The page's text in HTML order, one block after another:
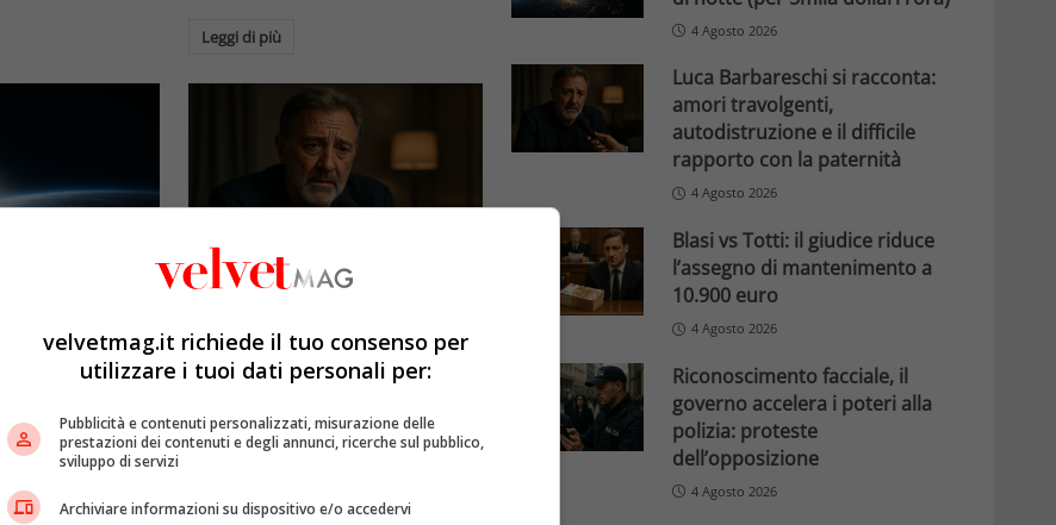
Leggi di più
specchi
il sole
dollari l’ora)
spaziali
la luce
per
Esclusiva Velvet
amori travolgenti,
autodistruzione e il difficile
rapporto con la paternità
Redazione VelvetMAG 4 Agosto 2026
70 anni in un'intervista intima:
4 Agosto 2026
Luca Barbareschi si racconta:
amori travolgenti,
autodistruzione e il difficile
rapporto con la paternità
4 Agosto 2026
Blasi vs Totti: il giudice riduce
l’assegno di mantenimento a
10.900 euro
4 Agosto 2026
Riconoscimento facciale, il
governo accelera i poteri alla
polizia: proteste
dell’opposizione
4 Agosto 2026
velvetmag.it richiede il tuo consenso per
utilizzare i tuoi dati personali per:
Pubblicità e contenuti personalizzati, misurazione delle
prestazioni dei contenuti e degli annunci, ricerche sul pubblico,
sviluppo di servizi
Archiviare informazioni su dispositivo e/o accedervi